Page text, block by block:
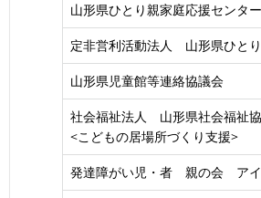
山形県ひとり親家庭応援センター
定非営利活動法人 山形県ひと
山形県児童館等連絡協議会
社会福祉法人 山形県社会福祉
<こどもの居場所づくり支援>
発達障がい児・者 親の会 アイ